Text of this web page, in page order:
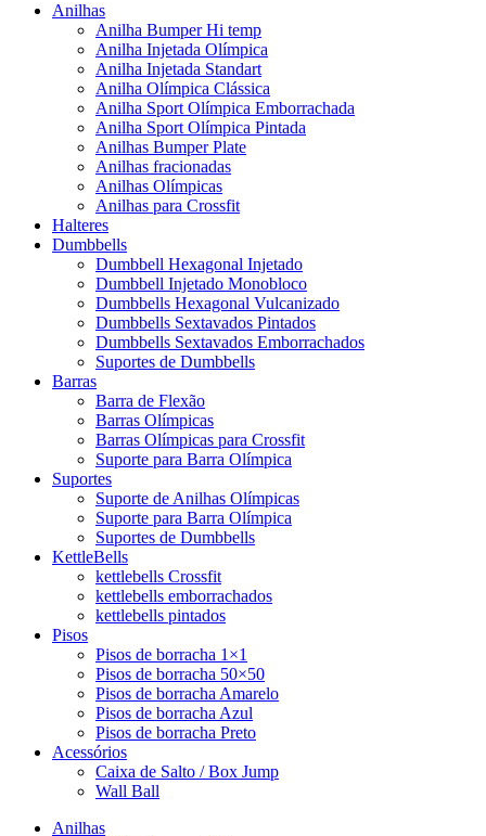
Anilhas
Anilha Bumper Hi temp
Anilha Injetada Olímpica
Anilha Injetada Standart
Anilha Olímpica Clássica
Anilha Sport Olímpica Emborrachada
Anilha Sport Olímpica Pintada
Anilhas Bumper Plate
Anilhas fracionadas
Anilhas Olímpicas
Anilhas para Crossfit
Halteres
Dumbbells
Dumbbell Hexagonal Injetado
Dumbbell Injetado Monobloco
Dumbbells Hexagonal Vulcanizado
Dumbbells Sextavados Pintados
Dumbbells Sextavados Emborrachados
Suportes de Dumbbells
Barras
Barra de Flexão
Barras Olímpicas
Barras Olímpicas para Crossfit
Suporte para Barra Olímpica
Suportes
Suporte de Anilhas Olímpicas
Suporte para Barra Olímpica
Suportes de Dumbbells
KettleBells
kettlebells Crossfit
kettlebells emborrachados
kettlebells pintados
Pisos
Pisos de borracha 1×1
Pisos de borracha 50×50
Pisos de borracha Amarelo
Pisos de borracha Azul
Pisos de borracha Preto
Acessórios
Caixa de Salto / Box Jump
Wall Ball
Anilhas